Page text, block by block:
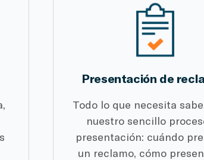
Presentación de
Todo lo que necesita
nuestro sencillo
presentación: cuándo
un reclamo, cómo